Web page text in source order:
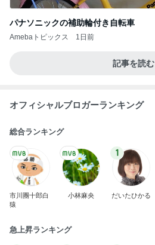
パナソニックの補助輪付き自転車
Amebaトピックス 1日前
記事を読む
オフィシャルブロガーランキング
総合ランキング
市川團十郎白
猿
小林麻央
1
だいたひかる
急上昇ランキング